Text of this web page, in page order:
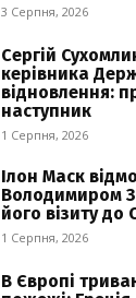
3 Серпня, 2026
Сергій
керівника
відновлення:
наступник
1 Серпня, 2026
Ілон Маск
Володимиром
його візиту до
1 Серпня, 2026
В Європі